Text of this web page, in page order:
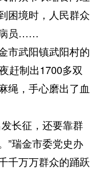
困境时，人民群众
病员……
武阳镇武阳村的
赶制出1700多双
绳，手心磨出了血
长征，还要靠群
”瑞金市委党史办
千万万群众的踊跃